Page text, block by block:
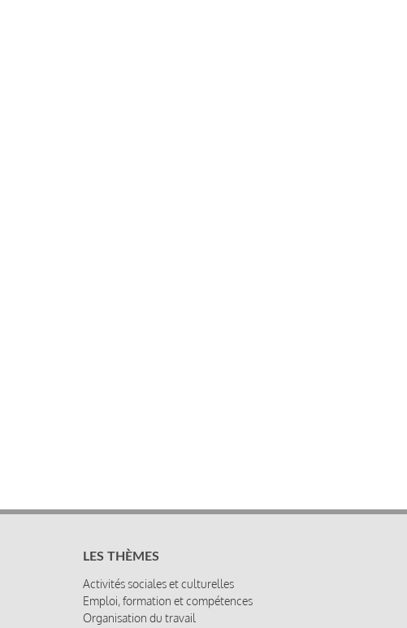
LES THÈMES
Activités sociales et culturelles
Emploi, formation et compétences
Organisation du travail